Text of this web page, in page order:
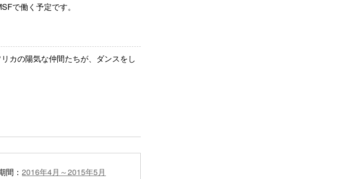
で働く予定です。
カの陽気な仲間たちが、ダンスをし
間：2016年4月～2015年5月